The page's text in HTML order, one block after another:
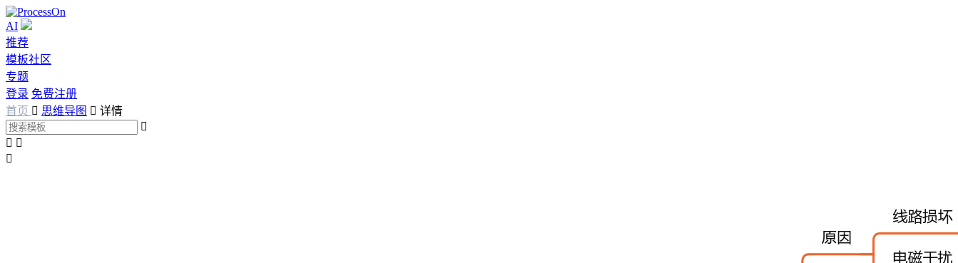
AI
推荐
模板社区
专题
登录 免费注册
首页  思维导图  详情

 
